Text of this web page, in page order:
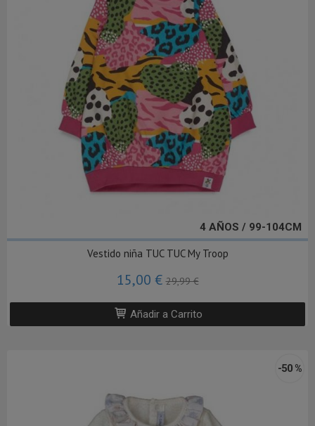
4 AÑOS / 99-104CM
Vestido niña TUC TUC My Troop
15,00 €29,99 €
Añadir a Carrito
-50 %